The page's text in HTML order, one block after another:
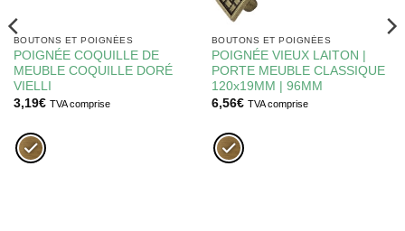
BOUTONS ET POIGNÉES
POIGNÉE COQUILLE DE
MEUBLE COQUILLE DORÉ
VIELLI
3,19€ TVA comprise
BOUTONS ET POIGNÉES
POIGNÉE VIEUX LAITON |
PORTE MEUBLE CLASSIQUE
120x19MM | 96MM
6,56€ TVA comprise